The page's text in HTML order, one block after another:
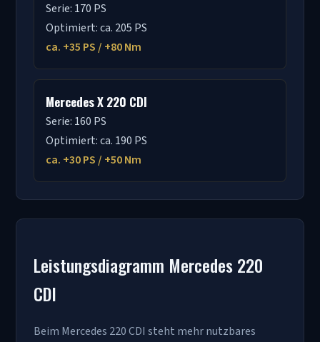
Serie: 170 PS
Optimiert: ca. 205 PS
ca. +35 PS / +80 Nm
Mercedes X 220 CDI
Serie: 160 PS
Optimiert: ca. 190 PS
ca. +30 PS / +50 Nm
Leistungsdiagramm Mercedes 220
CDI
Beim Mercedes 220 CDI steht mehr nutzbares